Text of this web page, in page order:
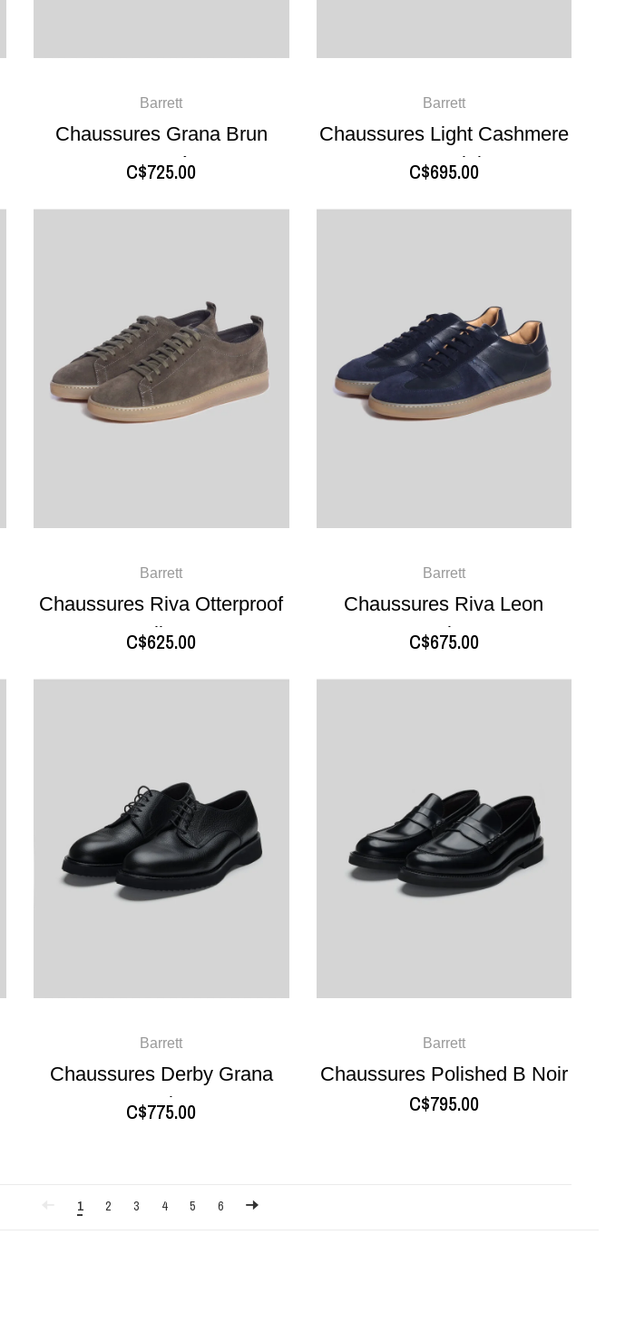
Barrett
Chaussures Grana Brun
Foncé
C$725.00
Barrett
Chaussures Light Cashmere
Brun Clair
C$695.00
Barrett
Chaussures Riva Otterproof
Olive
C$625.00
Barrett
Chaussures Riva Leon
Marine
C$675.00
Barrett
Chaussures Derby Grana
Noir
C$775.00
Barrett
Chaussures Polished B Noir
C$795.00
1 2 3 4 5 6